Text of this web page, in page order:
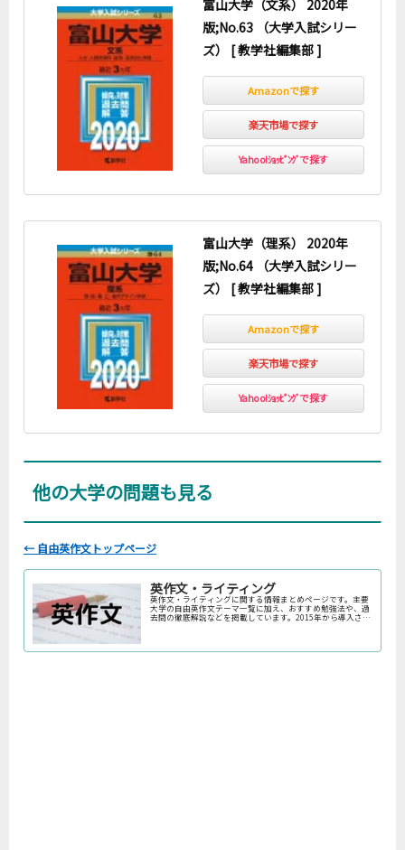
富山大学（文系） 2020年
版;No.63 （大学入試シリー
ズ） [ 教学社編集部 ]
Amazonで探す
楽天市場で探す
Yahoo!ｼｮｯﾋﾟﾝｸﾞで探す
富山大学（理系） 2020年
版;No.64 （大学入試シリー
ズ） [ 教学社編集部 ]
Amazonで探す
楽天市場で探す
Yahoo!ｼｮｯﾋﾟﾝｸﾞで探す
他の大学の問題も見る
← 自由英作文トップページ
英作文・ライティング
英作文・ライティングに関する情報まとめページです。主要
大学の自由英作文テーマ一覧に加え、おすすめ勉強法や、過
去問の徹底解説などを掲載しています。2015年から導入され